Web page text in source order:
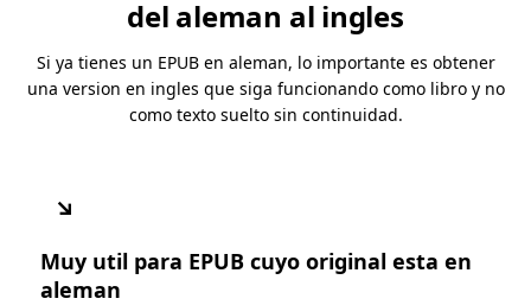
del aleman al ingles
Si ya tienes un EPUB en aleman, lo importante es obtener
una version en ingles que siga funcionando como libro y no
como texto suelto sin continuidad.
↘
Muy util para EPUB cuyo original esta en
aleman